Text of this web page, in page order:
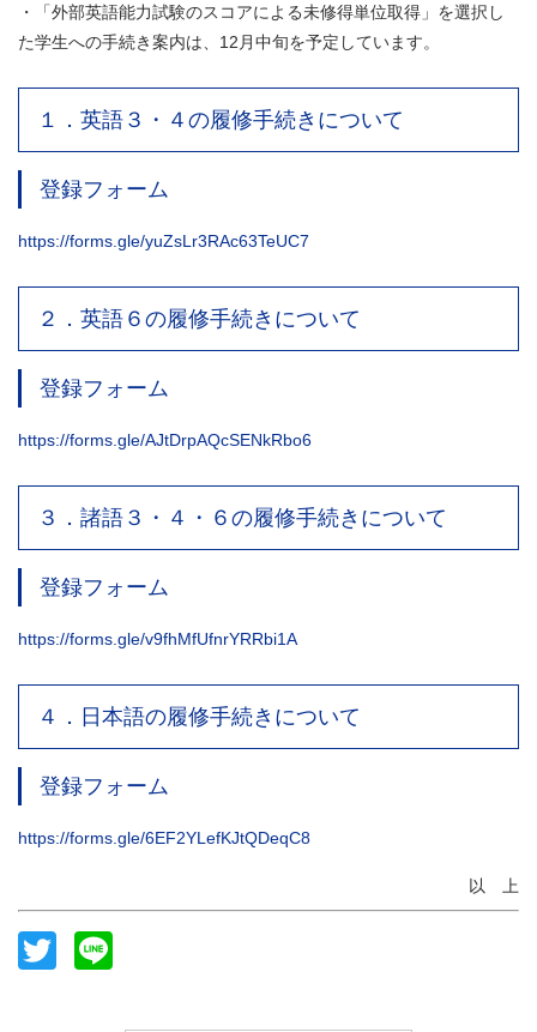
・「外部英語能力試験のスコアによる未修得単位取得」を選択し
た学生への手続き案内は、12月中旬を予定しています。
１．英語３・４の履修手続きについて
登録フォーム
https://forms.gle/yuZsLr3RAc63TeUC7
２．英語６の履修手続きについて
登録フォーム
https://forms.gle/AJtDrpAQcSENkRbo6
３．諸語３・４・６の履修手続きについて
登録フォーム
https://forms.gle/v9fhMfUfnrYRRbi1A
４．日本語の履修手続きについて
登録フォーム
https://forms.gle/6EF2YLefKJtQDeqC8
以 上
Twitter